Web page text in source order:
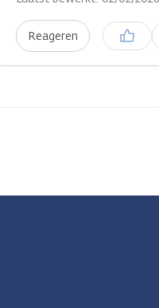
Reageren
Inloggen
plaatsen